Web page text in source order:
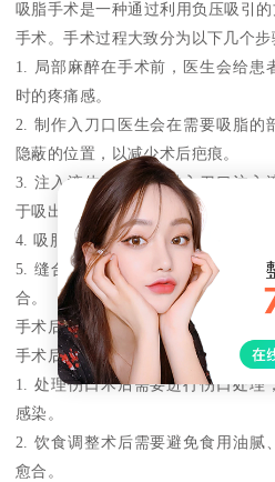
吸脂手术是一种通过利用负压吸引
手术。手术过程大致分为以下几个步
1. 局部麻醉在手术前，医生会给患
时的疼痛感。
2. 制作入刀口医生会在需要吸脂的
隐蔽的位置，以减少术后疤痕。
3. 注入液体医生会通过入刀口注入
于吸出。
4. 吸脂医生会利用负压吸引的方法，
5. 缝合伤口手术完成后，医生会对
合。
手术后的注意事项
手术后，需要注意以下几点
1. 处理伤口术后需要进行伤口处理
感染。
2. 饮食调整术后需要避免食用油腻
愈合。